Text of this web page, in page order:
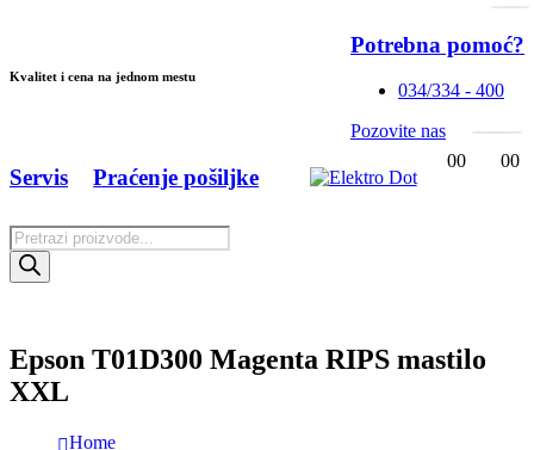
Kvalitet i cena na jednom mestu
Potrebna pomoć?
034/334 - 400
Pozovite nas
Products
search
Servis Praćenje pošiljke
00 00
Epson T01D300 Magenta RIPS mastilo
XXL
Home